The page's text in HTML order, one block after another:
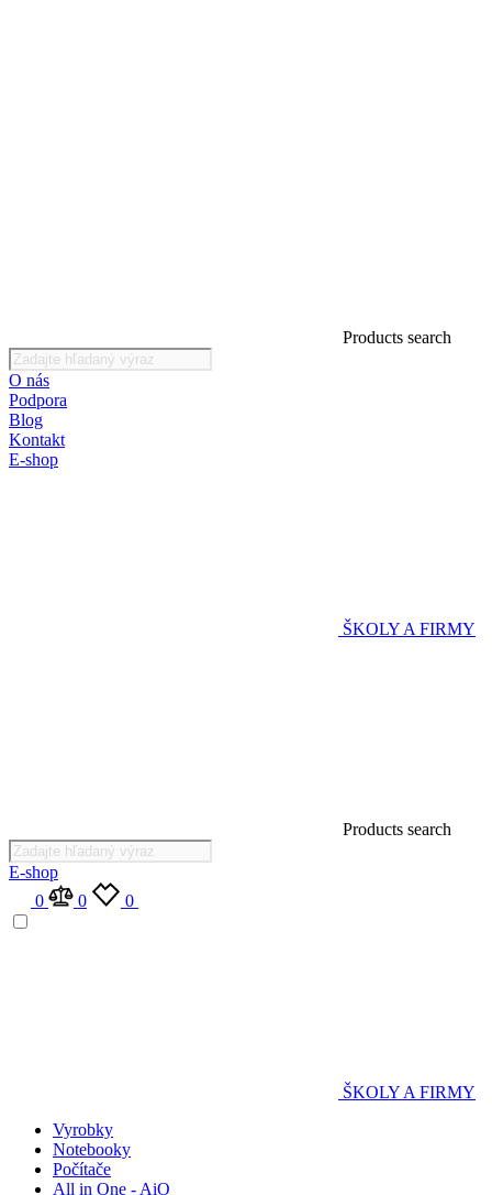
Products search
O nás
Podpora
Blog
Kontakt
E-shop
ŠKOLY A FIRMY
Products search
E-shop
0
0 0
ŠKOLY A FIRMY
Vyrobky
Notebooky
Počítače
All in One - AiO